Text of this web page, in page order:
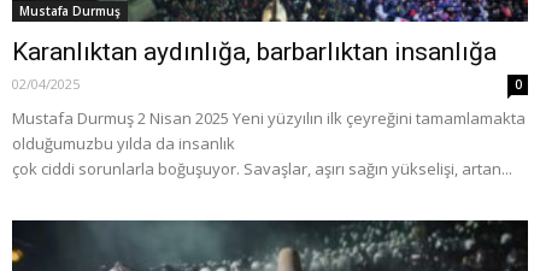
Mustafa Durmuş
Karanlıktan aydınlığa, barbarlıktan insanlığa
02/04/2025 0
Mustafa Durmuş 2 Nisan 2025 Yeni yüzyılın ilk çeyreğini tamamlamakta
olduğumuzbu yılda da insanlık
çok ciddi sorunlarla boğuşuyor. Savaşlar, aşırı sağın yükselişi, artan...